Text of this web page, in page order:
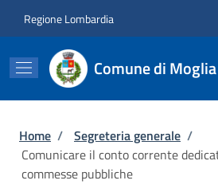
Regione Lombardia
Comune di Moglia
Briciole di pane
Home / Segreteria generale /
Comunicare il conto corrente
commesse pubbliche